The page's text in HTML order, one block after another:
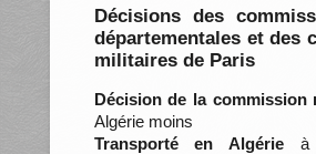
Décisions des
départementales et des
militaires de Paris
Décision de la commission
Algérie moins
Transporté en Algérie à